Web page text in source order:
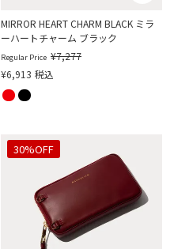
MIRROR HEART CHARM BLACK ミラ
ーハートチャーム ブラック
Regular Price ¥7,277
¥6,913 税込
30%OFF